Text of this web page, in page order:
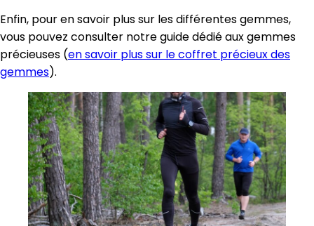
Enfin, pour en savoir plus sur les différentes gemmes,
vous pouvez consulter notre guide dédié aux gemmes
précieuses (en savoir plus sur le coffret précieux des
gemmes).